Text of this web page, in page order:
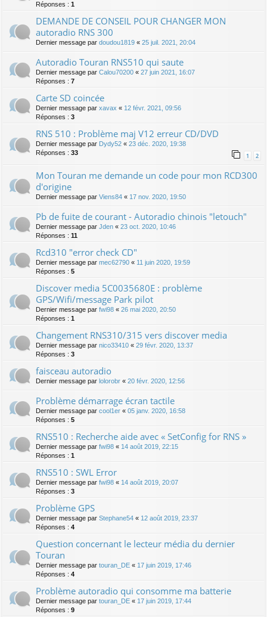
Réponses : 1
DEMANDE DE CONSEIL POUR CHANGER MON
autoradio RNS 300
Dernier message par doudou1819 « 25 juil. 2021, 20:04
Autoradio Touran RNS510 qui saute
Dernier message par Calou70200 « 27 juin 2021, 16:07
Réponses : 7
Carte SD coincée
Dernier message par xavax « 12 févr. 2021, 09:56
Réponses : 3
RNS 510 : Problème maj V12 erreur CD/DVD
Dernier message par Dydy52 « 23 déc. 2020, 19:38
Réponses : 33 1 2
Mon Touran me demande un code pour mon RCD300
d'origine
Dernier message par Viens84 « 17 nov. 2020, 19:50
Pb de fuite de courant - Autoradio chinois "letouch"
Dernier message par Jden « 23 oct. 2020, 10:46
Réponses : 11
Rcd310 "error check CD"
Dernier message par mec62790 « 11 juin 2020, 19:59
Réponses : 5
Discover media 5C0035680E : problème
GPS/Wifi/message Park pilot
Dernier message par fwi98 « 26 mai 2020, 20:50
Réponses : 1
Changement RNS310/315 vers discover media
Dernier message par nico33410 « 29 févr. 2020, 13:37
Réponses : 3
faisceau autoradio
Dernier message par lolorobr « 20 févr. 2020, 12:56
Problème démarrage écran tactile
Dernier message par cool1er « 05 janv. 2020, 16:58
Réponses : 5
RNS510 : Recherche aide avec « SetConfig for RNS »
Dernier message par fwi98 « 14 août 2019, 22:15
Réponses : 1
RNS510 : SWL Error
Dernier message par fwi98 « 14 août 2019, 20:07
Réponses : 3
Problème GPS
Dernier message par Stephane54 « 12 août 2019, 23:37
Réponses : 4
Question concernant le lecteur média du dernier
Touran
Dernier message par touran_DE « 17 juin 2019, 17:46
Réponses : 4
Problème autoradio qui consomme ma batterie
Dernier message par touran_DE « 17 juin 2019, 17:44
Réponses : 9